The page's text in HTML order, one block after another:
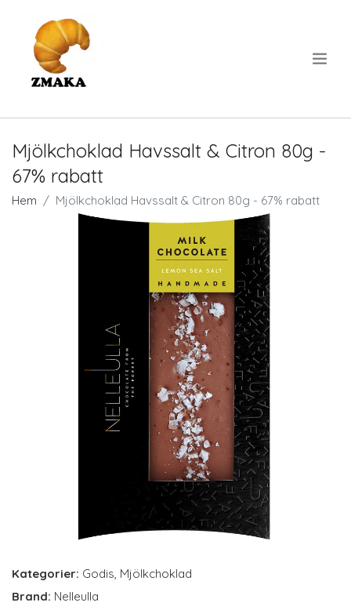
Mjölkchoklad Havssalt & Citron 80g -
67% rabatt
Hem Mjölkchoklad Havssalt & Citron 80g - 67% rabatt
Kategorier: Godis, Mjölkchoklad
Brand: Nelleulla